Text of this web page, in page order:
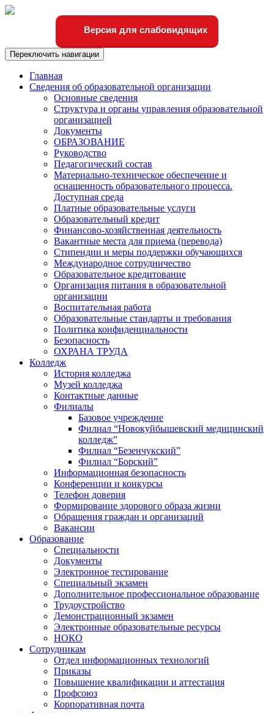
Версия для слабовидящих
Переключить навигации
Главная
Сведения об образовательной организации
Основные сведения
Структура и органы управления образовательной
организацией
Документы
ОБРАЗОВАНИЕ
Руководство
Педагогический состав
Материально-техническое обеспечение и
оснащенность образовательного процесса.
Доступная среда
Платные образовательные услуги
Образовательный кредит
Финансово-хозяйственная деятельность
Вакантные места для приема (перевода)
Стипендии и меры поддержки обучающихся
Международное сотрудничество
Образовательное кредитование
Организация питания в образовательной
организации
Воспитательная работа
Образовательные стандарты и требования
Политика конфиденциальности
Безопасность
ОХРАНА ТРУДА
Колледж
История колледжа
Музей колледжа
Контактные данные
Филиалы
Базовое учреждение
Филиал “Новокуйбышевский медицинский
колледж”
Филиал “Безенчукский”
Филиал “Борский”
Информационная безопасность
Конференции и конкурсы
Телефон доверия
Формирование здорового образа жизни
Обращения граждан и организаций
Вакансии
Образование
Специальности
Документы
Электронное тестирование
Специальный экзамен
Дополнительное профессиональное образование
Трудоустройство
Демонстрационный экзамен
Электронные образовательные ресурсы
НОКО
Сотрудникам
Отдел информационных технологий
Приказы
Повышение квалификации и аттестация
Профсоюз
Корпоративная почта